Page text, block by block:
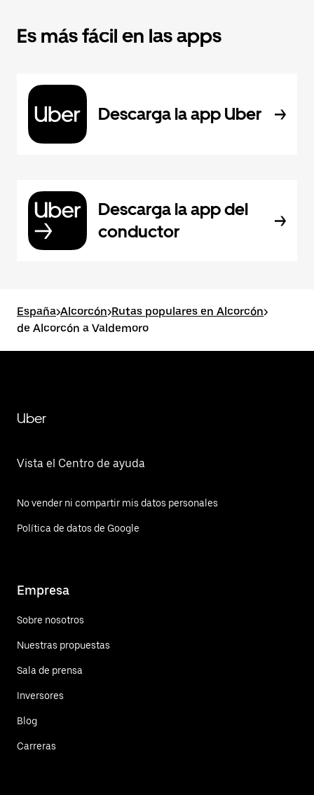
Es más fácil en las apps
Descarga la app Uber
Descarga la app del
conductor
España>Alcorcón>Rutas populares en Alcorcón>
de Alcorcón a Valdemoro
Uber
Vista el Centro de ayuda
No vender ni compartir mis datos personales
Política de datos de Google
Empresa
Sobre nosotros
Nuestras propuestas
Sala de prensa
Inversores
Blog
Carreras